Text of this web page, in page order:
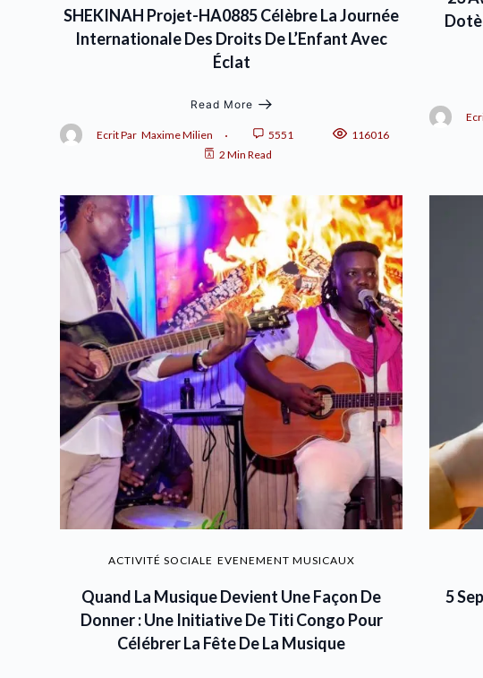
SHEKINAH Projet-HA0885 Célèbre La Journée
Internationale Des Droits De L’Enfant Avec
Éclat
Read More
Ecrit Par Maxime Milien 5551
116016
2 Min Read
Dotè
ACTIVITÉ SOCIALE EVENEMENT MUSICAUX
Quand La Musique Devient Une Façon De
Donner : Une Initiative De Titi Congo Pour
Célébrer La Fête De La Musique
5